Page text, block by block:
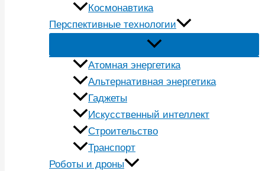
Космонавтика
Перспективные технологии
Атомная энергетика
Альтернативная энергетика
Гаджеты
Искусственный интеллект
Строительство
Транспорт
Роботы и дроны